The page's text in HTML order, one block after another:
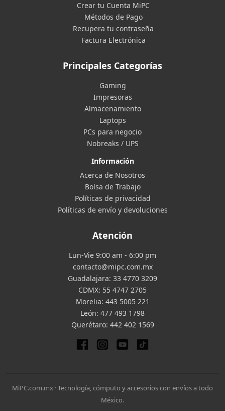
Crear tu Cuenta MiPC
Métodos de Pago
Recupera tu contraseña
Factura Electrónica
Principales Categorías
Gaming
Impresoras
Almacenamiento
Laptops
PCs para negocio
Nobreaks / UPS
Información
Acerca de Nosotros
Bolsa de Trabajo
Políticas de privacidad
Políticas de envío y devoluciones
Atención
Lun-Vie 9:00 am - 6:00 pm
contacto@mipc.com.mx
Guadalajara: 33 4770 3209
CDMX: 55 4747 2705
Morelia: 443 5005 221
León: 477 493 1798
Querétaro: 442 402 1569
MiPC.com.mx · Tecnología, cómputo y accesorios con envíos a todo
México.